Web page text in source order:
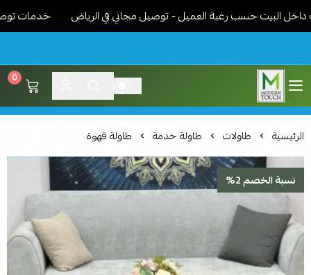
حسب رغبة العميل - توصيل مجاني في الرياض خدمات توصيل
اثاث مودرن لمسة عصرية
0
الرئيسية طاولات طاولة خدمة طاولة قهوة
نسبة الخصم 2%